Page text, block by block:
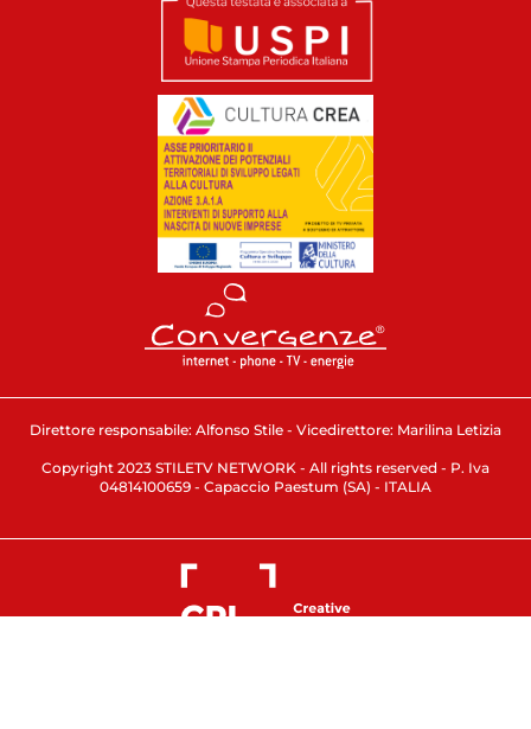
Direttore responsabile: Alfonso Stile - Vicedirettore: Marilina Letizia
Copyright 2023 STILETV NETWORK - All rights reserved - P. Iva
04814100659 - Capaccio Paestum (SA) - ITALIA